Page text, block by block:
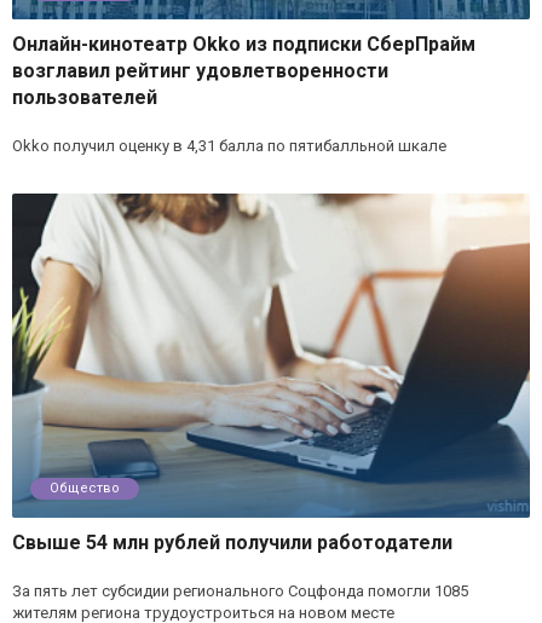
Онлайн-кинотеатр Okko из подписки СберПрайм
возглавил рейтинг удовлетворенности
пользователей
Okko получил оценку в 4,31 балла по пятибалльной шкале
Общество
Свыше 54 млн рублей получили работодатели
За пять лет субсидии регионального Соцфонда помогли 1085
жителям региона трудоустроиться на новом месте